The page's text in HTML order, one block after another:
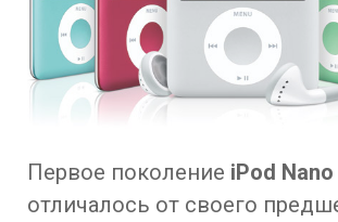
Первое поколение iPod Nano
отличалось от своего